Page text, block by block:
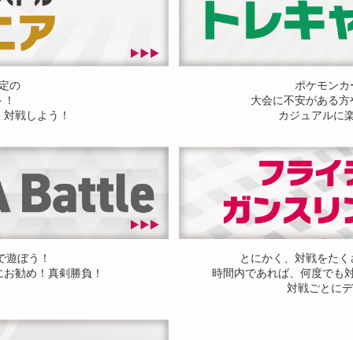
の
戦しよう！
ポケモン
大会に不安がある
カジュアルに
遊ぼう！
勧め！真剣勝負！
とにかく、対戦をた
時間内であれば、何度でも
対戦ごとに